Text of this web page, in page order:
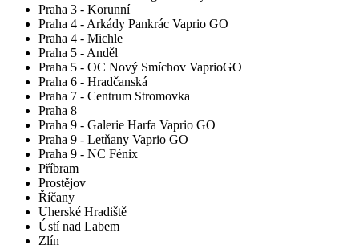
Praha 3 - Korunní
Praha 4 - Arkády Pankrác Vaprio GO
Praha 4 - Michle
Praha 5 - Anděl
Praha 5 - OC Nový Smíchov VaprioGO
Praha 6 - Hradčanská
Praha 7 - Centrum Stromovka
Praha 8
Praha 9 - Galerie Harfa Vaprio GO
Praha 9 - Letňany Vaprio GO
Praha 9 - NC Fénix
Příbram
Prostějov
Říčany
Uherské Hradiště
Ústí nad Labem
Zlín